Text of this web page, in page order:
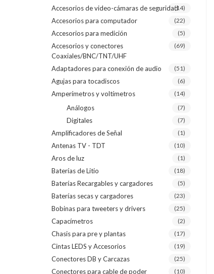
Accesorios de video-cámaras de seguridad(14)
Accesorios para computador (22)
Accesorios para medición (5)
Accesorios y conectores
Coaxiales/BNC/TNT/UHF
(69)
Adaptadores para conexión de audio (51)
Agujas para tocadiscos (6)
Amperímetros y voltímetros (14)
Análogos (7)
Digitales (7)
Amplificadores de Señal (1)
Antenas TV - TDT (10)
Aros de luz (1)
Baterías de Litio (18)
Baterías Recargables y cargadores (5)
Baterías secas y cargadores (23)
Bobinas para tweeters y drivers (25)
Capacímetros (2)
Chasis para pre y plantas (17)
Cintas LEDS y Accesorios (19)
Conectores DB y Carcazas (25)
Conectores para cable de poder (10)